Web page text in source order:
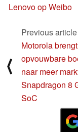
Lenovo op Weibo
⟨
Previous article
Motorola
opvouwbare
naar meer
Snapdragon 8
SoC